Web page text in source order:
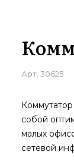
Арт. 30625
собой
малых
сетевой